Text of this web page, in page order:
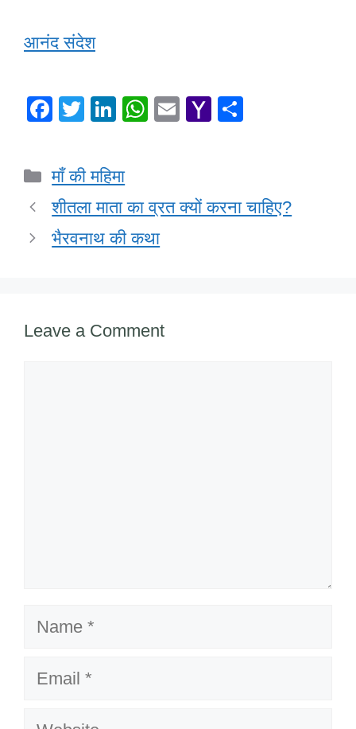
आनंद संदेश
F
c
e
b
o
T
er
Li
e
dI
n
W
A
p
E
Y
o
Categories
माँ की महिमा
शीतला माता का व्रत क्यों करना चाहिए?
भैरवनाथ की कथा
Leave a Comment
Name
Email
Website